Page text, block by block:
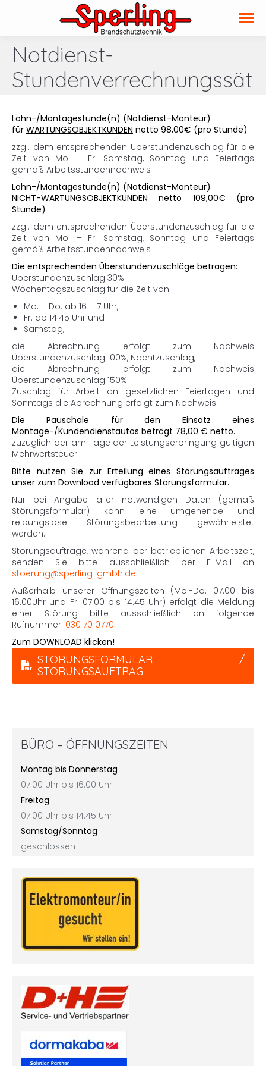
Notdienst-
Lohn-/Montagestunde(n) (Notdienst-Monteur)
für WARTUNGSOBJEKTKUNDEN netto 98,00€ (pro Stunde)
zzgl. dem entsprechenden Überstundenzuschlag für die
Zeit von Mo. – Fr. Samstag, Sonntag und Feiertags
gemäß Arbeitsstundennachweis
Lohn-/Montagestunde(n) (Notdienst-Monteur)
NICHT-WARTUNGSOBJEKTKUNDEN netto 109,00€ (pro
Stunde)
zzgl. dem entsprechenden Überstundenzuschlag für die
Zeit von Mo. – Fr. Samstag, Sonntag und Feiertags
gemäß Arbeitsstundennachweis
Die entsprechenden Überstundenzuschläge betragen:
Überstundenzuschlag 30%
Wochentagszuschlag für die Zeit von
Mo. – Do. ab 16 – 7 Uhr,
Fr. ab 14.45 Uhr und
Samstag,
die Abrechnung erfolgt zum Nachweis
Überstundenzuschlag 100%, Nachtzuschlag,
die Abrechnung erfolgt zum Nachweis
Überstundenzuschlag 150%
Zuschlag für Arbeit an gesetzlichen Feiertagen und
Sonntags die Abrechnung erfolgt zum Nachweis
Die Pauschale für den Einsatz eines
Montage-/Kundendienstautos beträgt 78,00 € netto.
zuzüglich der am Tage der Leistungserbringung gültigen
Mehrwertsteuer.
Bitte nutzen Sie zur Erteilung eines Störungsauftrages
unser zum Download verfügbares Störungsformular.
Nur bei Angabe aller notwendigen Daten (gemäß
Störungsformular) kann eine umgehende und
reibungslose Störungsbearbeitung gewährleistet
werden.
Störungsaufträge, während der betrieblichen Arbeitszeit,
senden Sie bitte ausschließlich per E-Mail an
stoerung@sperling-gmbh.de
Außerhalb unserer Öffnungszeiten (Mo.-Do. 07.00 bis
16.00Uhr und Fr. 07.00 bis 14.45 Uhr) erfolgt die Meldung
einer Störung bitte ausschließlich an folgende
Rufnummer: 030 7010770
Zum DOWNLOAD klicken!
STÖRUNGSFORMULAR /
STÖRUNGSAUFTRAG
BÜRO – ÖFFNUNGSZEITEN
Montag bis Donnerstag
07:00 Uhr bis 16:00 Uhr
Freitag
07:00 Uhr bis 14:45 Uhr
Samstag/Sonntag
geschlossen